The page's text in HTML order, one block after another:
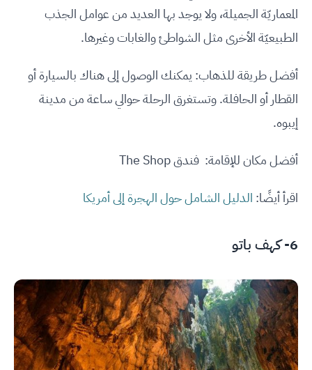
المعماريّة الجميلة، ولا يوجد بها العديد من عوامل الجذب
الطبيعيّة الأخرى مثل الشواطئ والغابات وغيرها.
أفضل طريقة للذهاب: يمكنك الوصول إلى هناك بالسيارة أو
القطار أو الحافلة. وتستغرق الرحلة حوالي ساعة من مدينة
إيبوه.
أفضل مكان للإقامة: فندق The Shop
اقرأ أيضًا: الدليل الشامل حول الهجرة إلى أمريكا
6- كهف باتو